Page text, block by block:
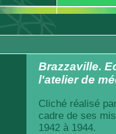
Brazzaville.
l'atelier de
Cliché réalisé
cadre de ses
1942 à 1944.